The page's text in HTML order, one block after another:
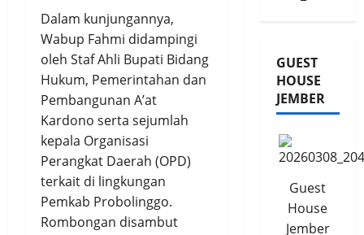
Dalam kunjungannya,
Wabup Fahmi didampingi
oleh Staf Ahli Bupati Bidang
Hukum, Pemerintahan dan
Pembangunan A’at
Kardono serta sejumlah
kepala Organisasi
Perangkat Daerah (OPD)
terkait di lingkungan
Pemkab Probolinggo.
Rombongan disambut
GUEST
HOUSE
JEMBER
Guest
House
Jember